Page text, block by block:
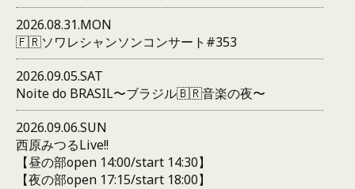
2026.08.31.MON
🇫🇷ソワレシャンソンコンサート#353
2026.09.05.SAT
Noite do BRASIL〜ブラジル🇧🇷音楽の夜〜
2026.09.06.SUN
西原みつるLive!!
【昼の部open 14:00/start 14:30】
【夜の部open 17:15/start 18:00】